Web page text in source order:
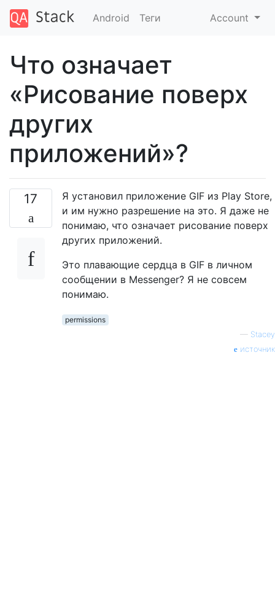
Android Теги Account
Что означает
«Рисование поверх
других
приложений»?
17
Я установил приложение GIF из Play Store,
и им нужно разрешение на это. Я даже не
понимаю, что означает рисование поверх
других приложений.
Это плавающие сердца в GIF в личном
сообщении в Messenger? Я не совсем
понимаю.
permissions
— Stacey
источник